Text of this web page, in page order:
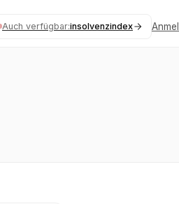
Auch verfügbar:insolvenzindex